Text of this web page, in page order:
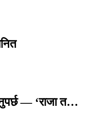
— ‘राजा त…